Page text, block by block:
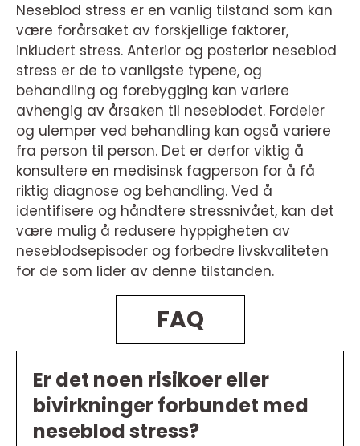
Neseblod stress er en vanlig tilstand som kan
være forårsaket av forskjellige faktorer,
inkludert stress. Anterior og posterior neseblod
stress er de to vanligste typene, og
behandling og forebygging kan variere
avhengig av årsaken til neseblodet. Fordeler
og ulemper ved behandling kan også variere
fra person til person. Det er derfor viktig å
konsultere en medisinsk fagperson for å få
riktig diagnose og behandling. Ved å
identifisere og håndtere stressnivået, kan det
være mulig å redusere hyppigheten av
neseblodsepisoder og forbedre livskvaliteten
for de som lider av denne tilstanden.
FAQ
Er det noen risikoer eller
bivirkninger forbundet med
neseblod stress?